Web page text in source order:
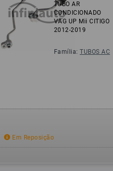
TUBO AR
CONDICIONADO
VAG UP Mii CITIGO
2012-2019
Família:TUBOS AC
Em Reposição